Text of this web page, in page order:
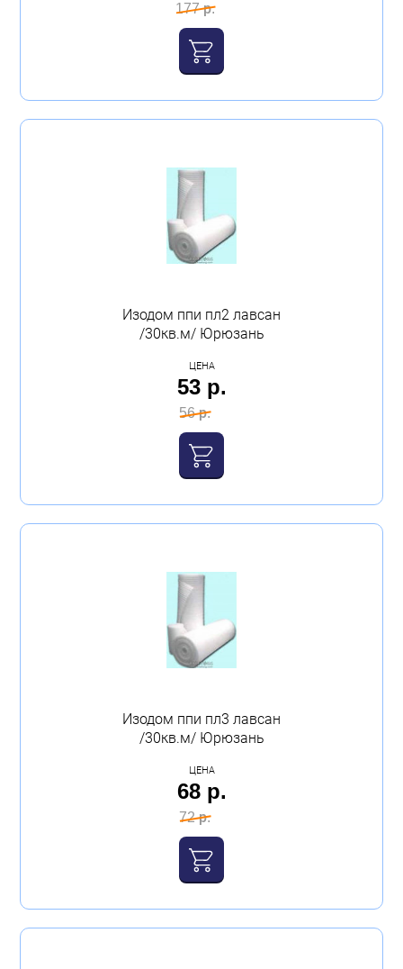
177 р.
Изодом ппи пл2 лавсан
/30кв.м/ Юрюзань
ЦЕНА
53 р.
56 р.
Изодом ппи пл3 лавсан
/30кв.м/ Юрюзань
ЦЕНА
68 р.
72 р.